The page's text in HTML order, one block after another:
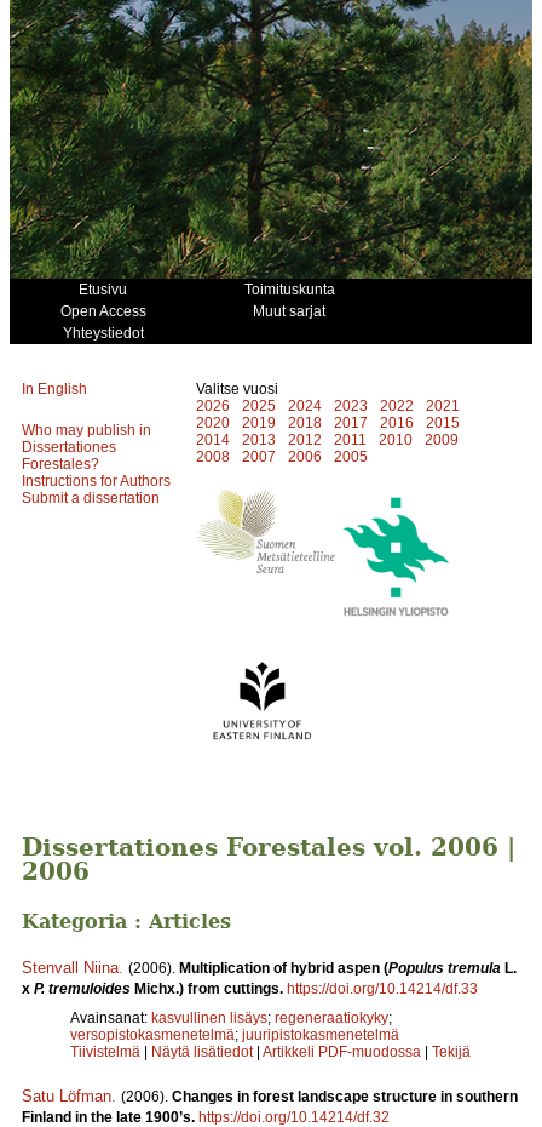
Etusivu
Toimituskunta
Open Access
Muut sarjat
Yhteystiedot
In English
Who may publish in
Dissertationes
Forestales?
Instructions for Authors
Submit a dissertation
Valitse vuosi
2026
2025 2024 2023 2022
2021
2020
2019 2018 2017 2016
2015
2014
2013 2012 2011 2010
2009
2008
2007 2006 2005
Dissertationes Forestales vol. 2006 |
2006
Kategoria : Articles
Stenvall Niina (2006). Multiplication of hybrid aspen (Populus tremula L.
x P. tremuloides Michx.) from cuttings. https://doi.org/10.14214/df.33
Avainsanat: kasvullinen lisäys; regeneraatiokyky;
versopistokasmenetelmä; juuripistokasmenetelmä
Tiivistelmä | Näytä lisätiedot | Artikkeli PDF-muodossa | Tekijä
Satu Löfman (2006). Changes in forest landscape structure in southern
Finland in the late 1900’s. https://doi.org/10.14214/df.32